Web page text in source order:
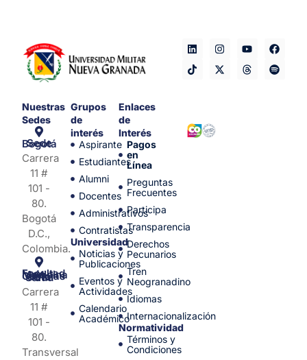
Nuestras
Sedes
Sede Bogotá
Carrera
11 #
101 -
80.
Bogotá
D.C.,
Colombia.
Facultad de Medicina y Ciencias de la Salud
Carrera
11 #
101 -
80.
Transversal
Grupos
de
interés
Aspirante
Estudiantes
Alumni
Docentes
Administrativos
Contratistas
Universidad
Noticias y
Publicaciones
Eventos y
Actividades
Calendario
Académico
Enlaces
de
Interés
Pagos
en
Línea
Preguntas
Frecuentes
Participa
Transparencia
Derechos
Pecunarios
Tren
Neogranadino
Idiomas
Internacionalización
Normatividad
Términos y
Condiciones